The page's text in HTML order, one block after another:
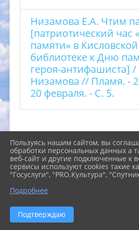
Низамова Е.А. Чтим
[патриотический час
памяти» в Кисловской
библиотеке к Дню
героя-антифашиста] /
Низамова // Пламя. -
20 февраля. - С. 5.
Вход
Карта сайта
Пользуясь нашим сайтом, вы
обработки персональных данных а
веб-сайт и другие подключенные к
сервисы используют cookies такие
"Госуслуги", "PRO.Культура",
Подробнее
Подтверждаю